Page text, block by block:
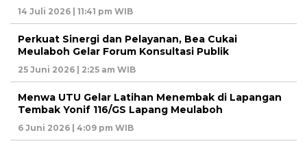
14 Juli 2026 | 11:41 pm WIB
Perkuat Sinergi dan Pelayanan, Bea Cukai
Meulaboh Gelar Forum Konsultasi Publik
25 Juni 2026 | 2:25 am WIB
Menwa UTU Gelar Latihan Menembak di Lapangan
Tembak Yonif 116/GS Lapang Meulaboh
6 Juni 2026 | 4:09 pm WIB